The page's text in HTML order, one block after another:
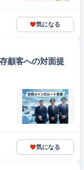
気になる
顧客への対面提
気になる